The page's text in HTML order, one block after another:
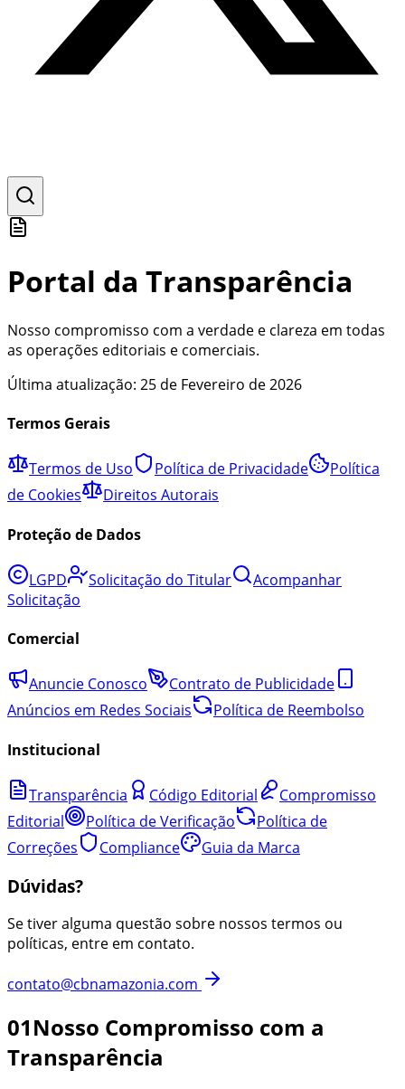
Portal da Transparência
Nosso compromisso com a verdade e clareza em todas
as operações editoriais e comerciais.
Última atualização: 25 de Fevereiro de 2026
Termos Gerais
Termos de Uso Política de Privacidade
Política
de Cookies
Direitos Autorais
Proteção de Dados
LGPD Solicitação do Titular
Acompanhar
Solicitação
Comercial
Anuncie Conosco
Contrato de Publicidade
Anúncios em Redes Sociais
Política de Reembolso
Institucional
Transparência Código Editorial
Compromisso
Editorial
Política de Verificação
Política de
Correções
Compliance Guia da Marca
Dúvidas?
Se tiver alguma questão sobre nossos termos ou
políticas, entre em contato.
contato@cbnamazonia.com
01Nosso Compromisso com a
Transparência